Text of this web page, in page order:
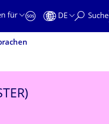
für
DE Suche